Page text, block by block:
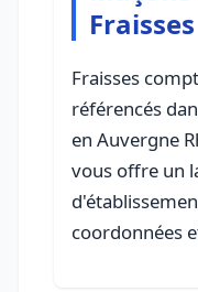
Fraisses
Fraisses
référencés
en Auvergne
vous offre un
coordonnées